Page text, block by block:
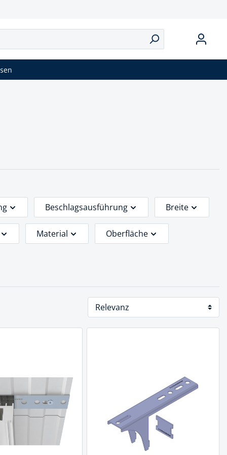
Beschlagsausführung Breite
Material Oberfläche